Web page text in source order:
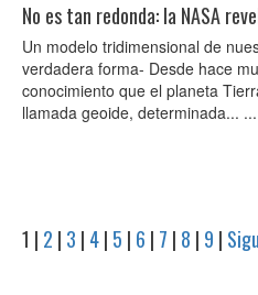
No es tan redonda: la NASA
Un modelo tridimensional de
verdadera forma- Desde hace
conocimiento que el planeta
llamada geoide, determinada... ...
1 | 2 | 3 | 4| 5 | 6 | 7 | 8 | 9 |